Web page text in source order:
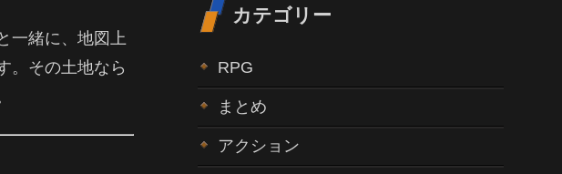
一緒に、地図上
。その土地なら
カテゴリー
RPG
まとめ
アクション